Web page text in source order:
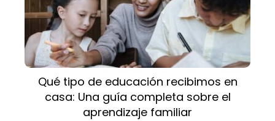
Qué tipo de educación recibimos en
casa: Una guía completa sobre el
aprendizaje familiar